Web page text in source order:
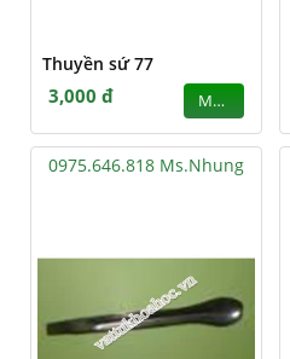
Thuyền sứ 77
3,000 đ MUA
0975.646.818 Ms.Nhung